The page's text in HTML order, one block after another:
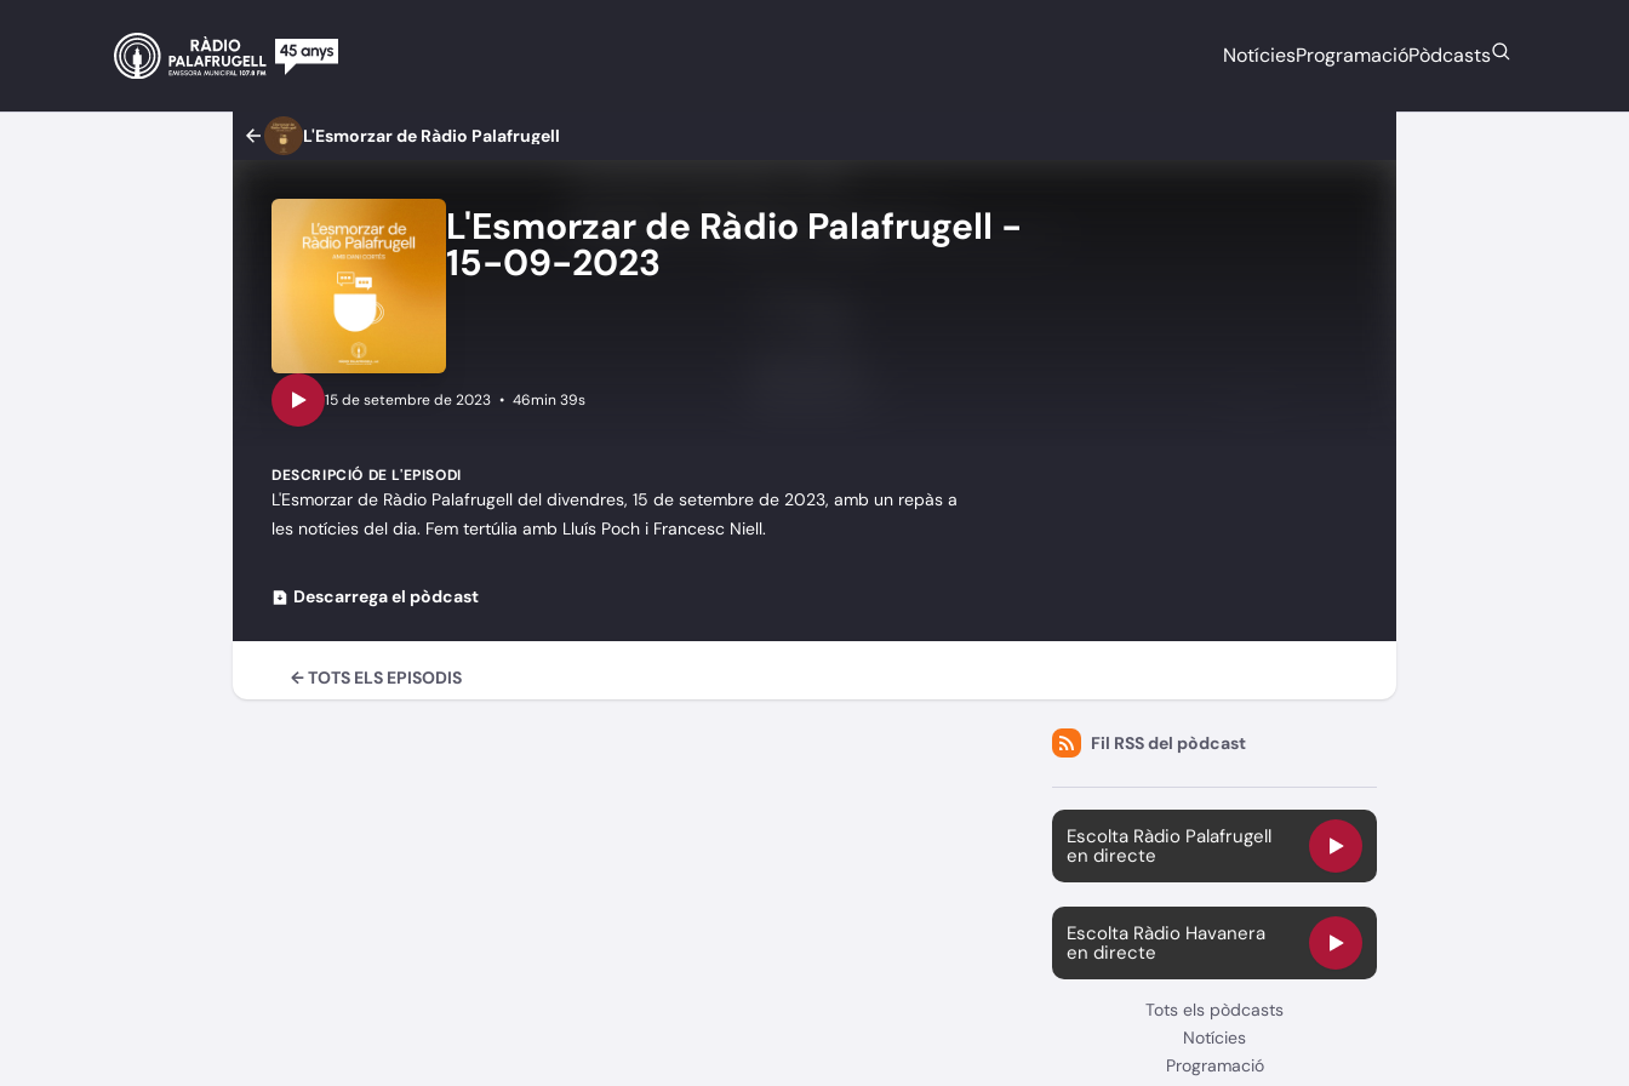
NotíciesProgramacióPòdcasts
L'Esmorzar de Ràdio Palafrugell
L'Esmorzar de Ràdio Palafrugell -
15-09-2023
• 46min 39s
DESCRIPCIÓ DE L'EPISODI
L'Esmorzar de Ràdio Palafrugell del divendres, 15 de setembre de 2023, amb un repàs a
les notícies del dia. Fem tertúlia amb Lluís Poch i Francesc Niell.
Descarrega el pòdcast
← TOTS ELS EPISODIS
Fil RSS del pòdcast
Escolta Ràdio Palafrugell
en directe
Escolta Ràdio Havanera
en directe
Tots els pòdcasts
Notícies
Programació